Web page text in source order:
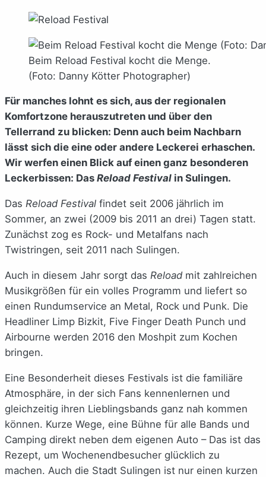
Beim Reload Festival kocht die Menge.
(Foto: Danny Kötter Photographer)
Für manches lohnt es sich, aus der regionalen
Komfortzone herauszutreten und über den
Tellerrand zu blicken: Denn auch beim Nachbarn
lässt sich die eine oder andere Leckerei erhaschen.
Wir werfen einen Blick auf einen ganz besonderen
Leckerbissen: Das Reload Festival in Sulingen.
Das Reload Festival findet seit 2006 jährlich im
Sommer, an zwei (2009 bis 2011 an drei) Tagen statt.
Zunächst zog es Rock- und Metalfans nach
Twistringen, seit 2011 nach Sulingen.
Auch in diesem Jahr sorgt das Reload mit zahlreichen
Musikgrößen für ein volles Programm und liefert so
einen Rundumservice an Metal, Rock und Punk. Die
Headliner Limp Bizkit, Five Finger Death Punch und
Airbourne werden 2016 den Moshpit zum Kochen
bringen.
Eine Besonderheit dieses Festivals ist die familiäre
Atmosphäre, in der sich Fans kennenlernen und
gleichzeitig ihren Lieblingsbands ganz nah kommen
können. Kurze Wege, eine Bühne für alle Bands und
Camping direkt neben dem eigenen Auto – Das ist das
Rezept, um Wochenendbesucher glücklich zu
machen. Auch die Stadt Sulingen ist nur einen kurzen